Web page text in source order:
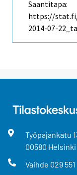
Saantitapa:
https://
2014-07-
Työpajankatu
00580 Helsinki
Vaihde 029